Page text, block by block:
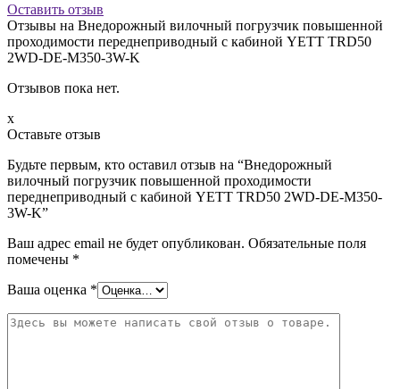
Оставить отзыв
Отзывы на Внедорожный вилочный погрузчик повышенной
проходимости переднеприводный с кабиной YETT TRD50
2WD-DE-M350-3W-K
Отзывов пока нет.
x
Оставьте отзыв
Будьте первым, кто оставил отзыв на “Внедорожный
вилочный погрузчик повышенной проходимости
переднеприводный с кабиной YETT TRD50 2WD-DE-M350-
3W-K”
Ваш адрес email не будет опубликован. Обязательные поля
помечены *
Ваша оценка *